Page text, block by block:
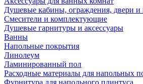
Душевые кабины, ограждения, двери
Смесители и комплектующие
Душевые гарнитуры и аксессуары
Ванны
Напольные покрытия
Линолеум
Ламинированный пол
Расходные материалы для напольных
Фурнитура для напольного плинтуса